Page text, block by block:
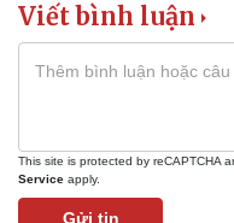
Viết bình luận
This site is protected by reCAPTCHA
Service apply.
Gửi tin